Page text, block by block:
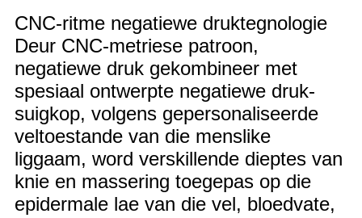
CNC-ritme negatiewe druktegnologie
Deur CNC-metriese patroon,
negatiewe druk gekombineer met
spesiaal ontwerpte negatiewe druk-
suigkop, volgens gepersonaliseerde
veltoestande van die menslike
liggaam, word verskillende dieptes van
knie en massering toegepas op die
epidermale lae van die vel, bloedvate,